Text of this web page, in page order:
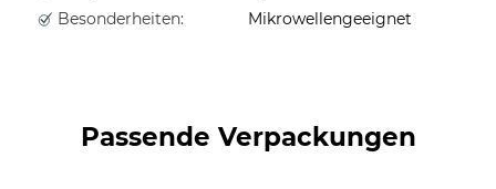
Besonderheiten:
Mikrowellengeeignet
Passende Verpackungen